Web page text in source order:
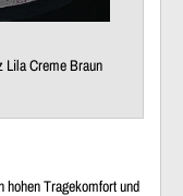
Lila Creme Braun
hohen Tragekomfortund